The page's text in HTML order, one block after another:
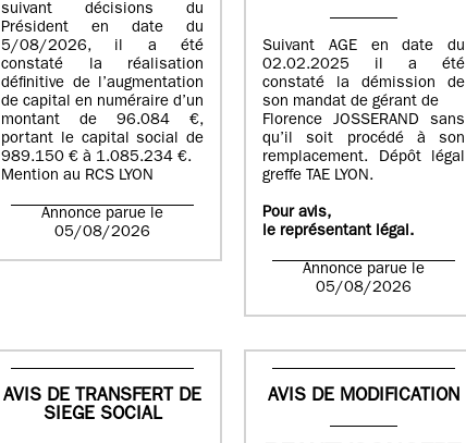
suivant décisions du
Président en date du
5/08/2026, il a été
constaté la réalisation
définitive de l’augmentation
de capital en numéraire d’un
montant de 96.084 €,
portant le capital social de
989.150 € à 1.085.234 €.
Mention au RCS LYON
Annonce parue le
05/08/2026
Suivant AGE en date du
02.02.2025 il a été
constaté la démission de
son mandat de gérant de
Florence JOSSERAND sans
qu’il soit procédé à son
remplacement. Dépôt légal
greffe TAE LYON.
Pour avis,
le représentant légal.
Annonce parue le
05/08/2026
AVIS DE TRANSFERT DE
SIEGE SOCIAL
AVIS DE MODIFICATION